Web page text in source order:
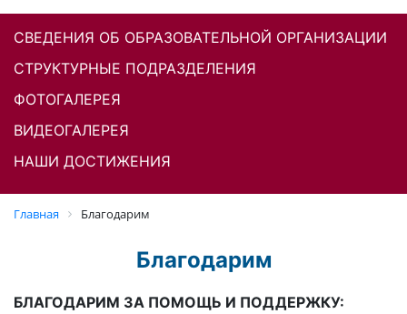
СВЕДЕНИЯ ОБ ОБРАЗОВАТЕЛЬНОЙ ОРГАНИЗАЦИИ
СТРУКТУРНЫЕ ПОДРАЗДЕЛЕНИЯ
ФОТОГАЛЕРЕЯ
ВИДЕОГАЛЕРЕЯ
НАШИ ДОСТИЖЕНИЯ
Главная Благодарим
Благодарим
БЛАГОДАРИМ ЗА ПОМОЩЬ И ПОДДЕРЖКУ: